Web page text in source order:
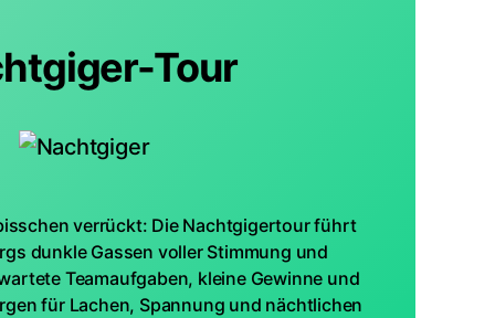
Tour
verrückt: Die Nachtgigertour führt
dunkle Gassen voller Stimmung und
Teamaufgaben, kleine Gewinne und
für Lachen, Spannung und nächtlichen